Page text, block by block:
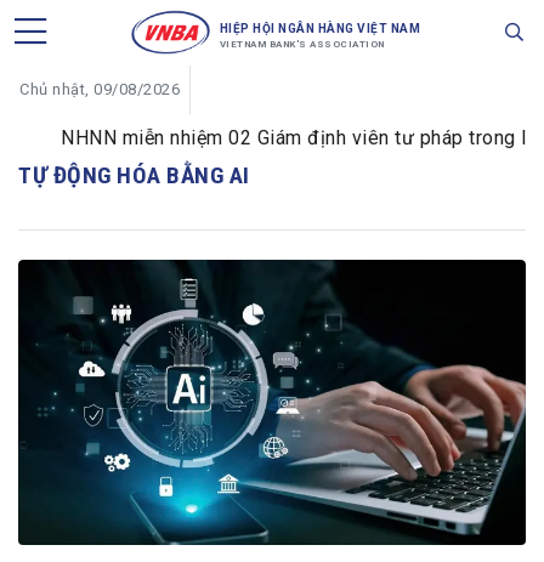
HIỆP HỘI NGÂN HÀNG VIỆT NAM
VIETNAM BANK'S ASSOCIATION
Chủ nhật, 09/08/2026
NHNN miễn nhiệm 02 Giám định viên tư pháp trong
TỰ ĐỘNG HÓA BẰNG AI